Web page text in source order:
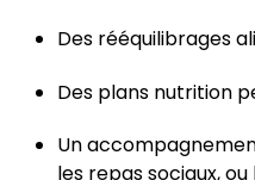
Des rééquilibrages
Des plans nutrition
Un
les repas sociaux,